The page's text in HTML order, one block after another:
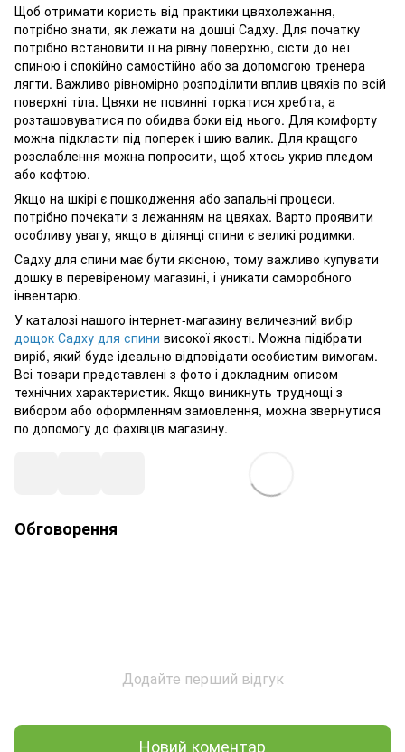
Щоб отримати користь від практики цвяхолежання,
потрібно знати, як лежати на дошці Садху. Для початку
потрібно встановити її на рівну поверхню, сісти до неї
спиною і спокійно самостійно або за допомогою тренера
лягти. Важливо рівномірно розподілити вплив цвяхів по всій
поверхні тіла. Цвяхи не повинні торкатися хребта, а
розташовуватися по обидва боки від нього. Для комфорту
можна підкласти під поперек і шию валик. Для кращого
розслаблення можна попросити, щоб хтось укрив пледом
або кофтою.
Якщо на шкірі є пошкодження або запальні процеси,
потрібно почекати з лежанням на цвяхах. Варто проявити
особливу увагу, якщо в ділянці спини є великі родимки.
Садху для спини має бути якісною, тому важливо купувати
дошку в перевіреному магазині, і уникати саморобного
інвентарю.
У каталозі нашого інтернет-магазину величезний вибір
дощок Садху для спини високої якості. Можна підібрати
виріб, який буде ідеально відповідати особистим вимогам.
Всі товари представлені з фото і докладним описом
технічних характеристик. Якщо виникнуть труднощі з
вибором або оформленням замовлення, можна звернутися
по допомогу до фахівців магазину.
Обговорення
Додайте перший відгук
Новий коментар